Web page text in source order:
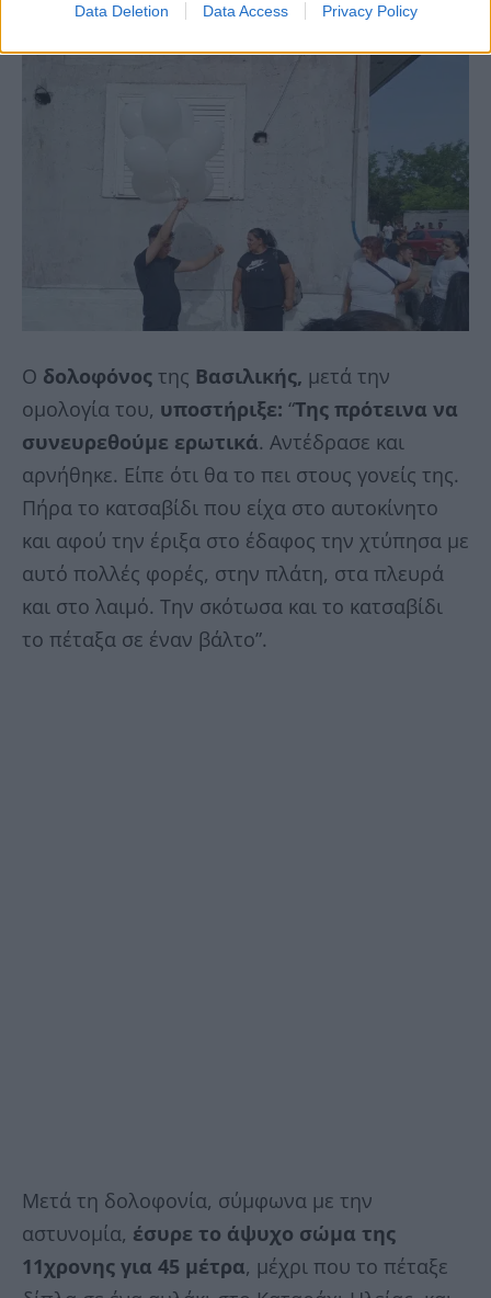
Data Deletion Data Access Privacy Policy
Ο δολοφόνος της Βασιλικής, μετά την
ομολογία του, υποστήριξε: “Της πρότεινα να
συνευρεθούμε ερωτικά. Αντέδρασε και
αρνήθηκε. Είπε ότι θα το πει στους γονείς της.
Πήρα το κατσαβίδι που είχα στο αυτοκίνητο
και αφού την έριξα στο έδαφος την χτύπησα με
αυτό πολλές φορές, στην πλάτη, στα πλευρά
και στο λαιμό. Την σκότωσα και το κατσαβίδι
το πέταξα σε έναν βάλτο”.
Μετά τη δολοφονία, σύμφωνα με την
αστυνομία, έσυρε το άψυχο σώμα της
11χρονης για 45 μέτρα, μέχρι που το πέταξε